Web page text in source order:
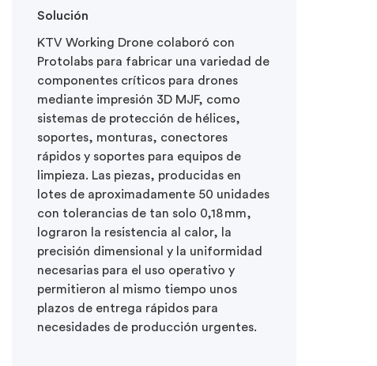
Solución
KTV Working Drone colaboró con
Protolabs para fabricar una variedad de
componentes críticos para drones
mediante impresión 3D MJF, como
sistemas de protección de hélices,
soportes, monturas, conectores
rápidos y soportes para equipos de
limpieza. Las piezas, producidas en
lotes de aproximadamente 50 unidades
con tolerancias de tan solo 0,18 mm,
lograron la resistencia al calor, la
precisión dimensional y la uniformidad
necesarias para el uso operativo y
permitieron al mismo tiempo unos
plazos de entrega rápidos para
necesidades de producción urgentes.